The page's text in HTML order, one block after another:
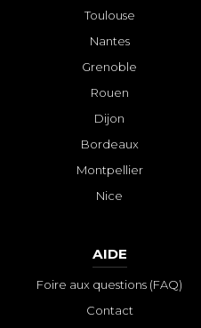
Toulouse
Nantes
Grenoble
Rouen
Dijon
Bordeaux
Montpellier
Nice
AIDE
Foire aux questions (FAQ)
Contact